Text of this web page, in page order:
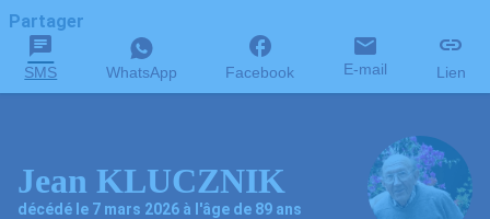
Partager
SMS WhatsApp Facebook E-mail Lien
Jean KLUCZNIK
décédé le 7 mars 2026 à l'âge de 89 ans